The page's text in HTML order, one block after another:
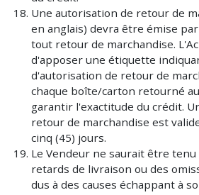
Une autorisation de retour de
en anglais) devra être émise
tout retour de marchandise.
d'apposer une étiquette
d'autorisation de retour de
chaque boîte/carton retourné
garantir l'exactitude du crédit.
retour de marchandise est
cinq (45) jours.
Le Vendeur ne saurait être
retards de livraison ou des
dus à des causes échappant à